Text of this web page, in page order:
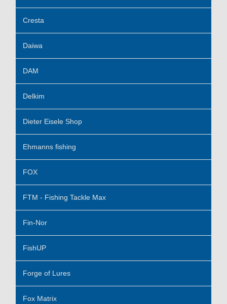
Cresta
Daiwa
DAM
Delkim
Dieter Eisele Shop
Ehmanns fishing
FOX
FTM - Fishing Tackle Max
Fin-Nor
FishUP
Forge of Lures
Fox Matrix